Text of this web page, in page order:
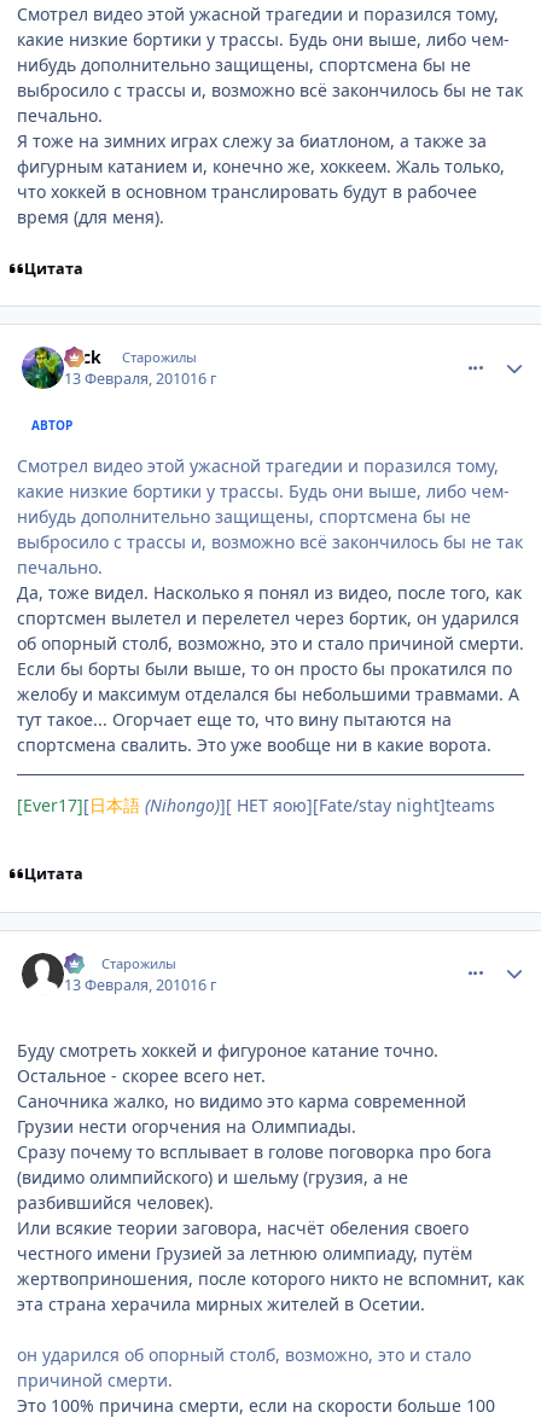
Смотрел видео этой ужасной трагедии и поразился тому,
какие низкие бортики у трассы. Будь они выше, либо чем-
нибудь дополнительно защищены, спортсмена бы не
выбросило с трассы и, возможно всё закончилось бы не так
печально.
Я тоже на зимних играх слежу за биатлоном, а также за
фигурным катанием и, конечно же, хоккеем. Жаль только,
что хоккей в основном транслировать будут в рабочее
время (для меня).
Цитата
Nick Старожилы
13 Февраля, 201016 г
АВТОР
Смотрел видео этой ужасной трагедии и поразился тому,
какие низкие бортики у трассы. Будь они выше, либо чем-
нибудь дополнительно защищены, спортсмена бы не
выбросило с трассы и, возможно всё закончилось бы не так
печально.
Да, тоже видел. Насколько я понял из видео, после того, как
спортсмен вылетел и перелетел через бортик, он ударился
об опорный столб, возможно, это и стало причиной смерти.
Если бы борты были выше, то он просто бы прокатился по
желобу и максимум отделался бы небольшими травмами. А
тут такое... Огорчает еще то, что вину пытаются на
спортсмена свалить. Это уже вообще ни в какие ворота.
[Ever17][日本語 (Nihongo)][ НЕТ яою][Fate/stay night]teams
Цитата
:-) Старожилы
13 Февраля, 201016 г
Буду смотреть хоккей и фигуроное катание точно.
Остальное - скорее всего нет.
Саночника жалко, но видимо это карма современной
Грузии нести огорчения на Олимпиады.
Сразу почему то всплывает в голове поговорка про бога
(видимо олимпийского) и шельму (грузия, а не
разбившийся человек).
Или всякие теории заговора, насчёт обеления своего
честного имени Грузией за летнюю олимпиаду, путём
жертвоприношения, после которого никто не вспомнит, как
эта страна херачила мирных жителей в Осетии.
он ударился об опорный столб, возможно, это и стало
причиной смерти.
Это 100% причина смерти, если на скорости больше 100